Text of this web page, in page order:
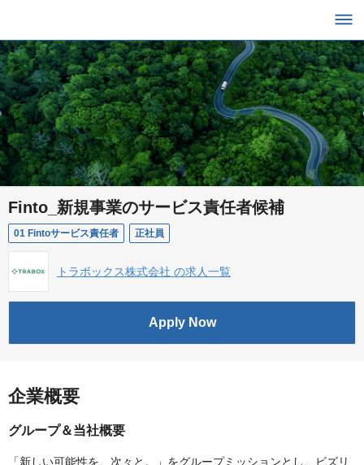
Finto_新規事業のサービス責任者候補
01 Fintoサービス責任者 正社員
トラボックス株式会社 の求人一覧
Apply Now
企業概要
グループ＆当社概要
「新しい可能性を、次々と。」をグループミッションとし、ビズリ